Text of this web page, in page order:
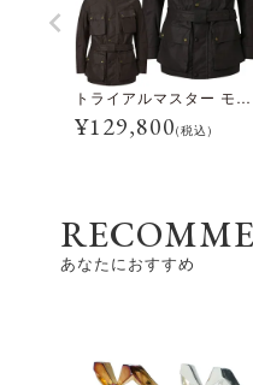
トライアルマスター モーターサイクル ジャケット
¥129,800(税込)
あなたにおすすめ